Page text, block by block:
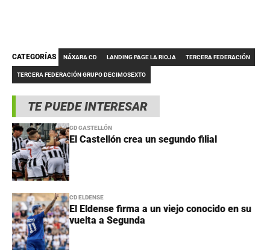
TE PUEDE INTERESAR
CD CASTELLÓN
El Castellón crea un segundo filial
CD ELDENSE
El Eldense firma a un viejo conocido en su
vuelta a Segunda
CATEGORÍAS NÁXARA CD LANDING PAGE LA RIOJA TERCERA FEDERACIÓN
TERCERA FEDERACIÓN GRUPO DECIMOSEXTO